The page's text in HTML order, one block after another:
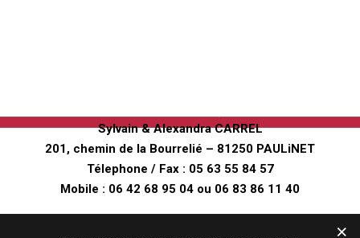
"Au fer à Cheval"
Sylvain & Alexandra CARREL
201, chemin de la Bourrelié – 81250 PAULiNET
Télephone / Fax : 05 63 55 84 57
Mobile : 06 42 68 95 04 ou 06 83 86 11 40
Informations